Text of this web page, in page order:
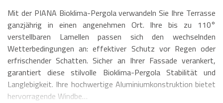
Mit der PIANA Bioklima-Pergola verwandeln Sie Ihre Terrasse
ganzjährig in einen angenehmen Ort. Ihre bis zu 110°
verstellbaren Lamellen passen sich den wechselnden
Wetterbedingungen an: effektiver Schutz vor Regen oder
erfrischender Schatten. Sicher an Ihrer Fassade verankert,
garantiert diese stilvolle Bioklima-Pergola Stabilität und
Langlebigkeit. Ihre hochwertige Aluminiumkonstruktion bietet
hervorragende Windbe…